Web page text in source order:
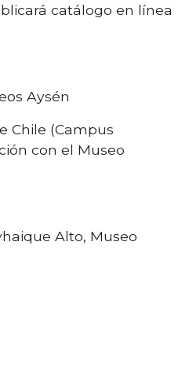
catálogo en línea
Aysén
Chile (Campus
con el Museo
Alto, Museo